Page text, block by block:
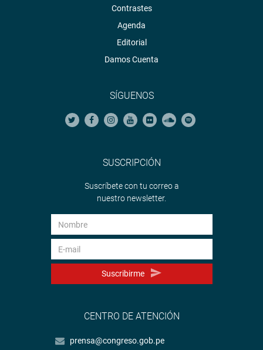
Contrastes
Agenda
Editorial
Damos Cuenta
SÍGUENOS
SUSCRIPCIÓN
Suscríbete con tu correo a
nuestro newsletter.
Suscribirme
CENTRO DE ATENCIÓN
prensa@congreso.gob.pe